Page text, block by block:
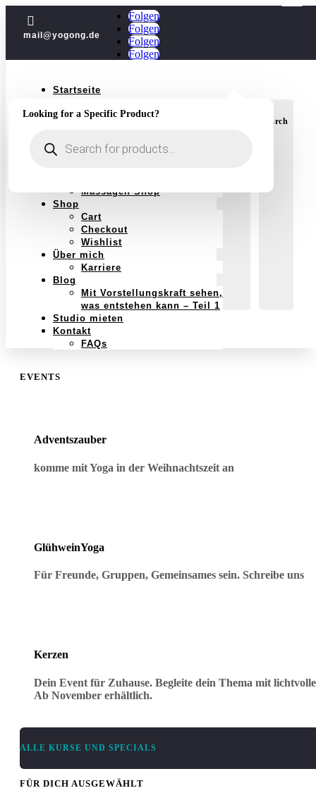

mail@yogong.de
Folgen
Folgen
Folgen
Folgen
Startseite
Jubiläum
Yoga im Jahreskreis
Massagen Shop
Shop
Cart
Checkout
Wishlist
Über mich
Karriere
Blog
Mit Vorstellungskraft sehen,
was entstehen kann – Teil 1
Studio mieten
Kontakt
FAQs
Search
Looking for a Specific Product?
search
EVENTS
Adventszauber
komme mit Yoga in der Weihnachtszeit an
GlühweinYoga
Für Freunde, Gruppen, Gemeinsames sein. Schreibe uns
Kerzen
Dein Event für Zuhause. Begleite dein Thema mit
Ab November erhältlich.
ALLE KURSE UND SPECIALS
FÜR DICH AUSGEWÄHLT